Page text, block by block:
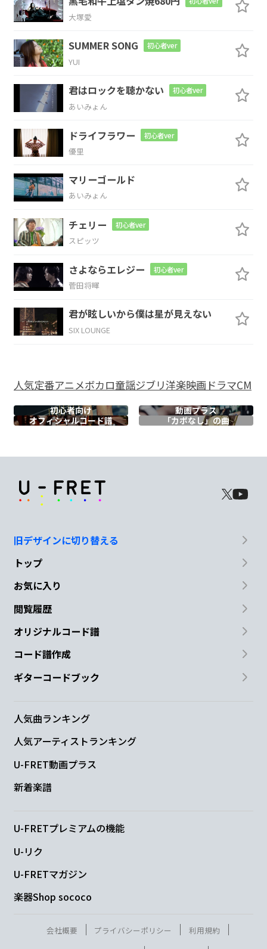
C E F F# G
C E F
愛 は ど
で
C
しょう
自 分
Am D G
問いかけ
C
C F
G
ホン
Am
トだ
D
けを
G
見つめた
C
い
C
C E F
C
悲しい
G
NEWSと
F C
今日はいつも よりも
イからネ
F
楽しさ
G
に着替えて ネ
大塚愛
SUMMER SONG 初心者ver
YUI
君はロックを聴かない 初心者ver
あいみょん
ドライフラワー 初心者ver
優里
マリーゴールド
あいみょん
チェリー 初心者ver
スピッツ
さよならエレジー 初心者ver
菅田将暉
君が眩しいから僕は星が見えない
SIX LOUNGE
人気定番アニメボカロ童謡ジブリ洋楽映画ドラマCM
初心者向け
動画プラス
オフィシャルコード譜 「カポなし」の曲
旧デザインに切り替える
トップ
お気に入り
閲覧履歴
オリジナルコード譜
コード譜作成
ギターコードブック
人気曲ランキング
人気アーティストランキング
U-FRET動画プラス
新着楽譜
U-FRETプレミアムの機能
U-リク
U-FRETマガジン
楽器Shop sococo
会社概要 プライバシーポリシー
利用規約